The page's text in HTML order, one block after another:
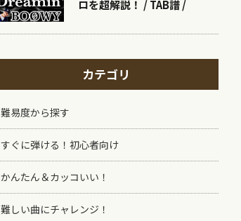
ロを超解説！ / TAB譜 /
カテゴリ
難易度から探す
すぐに弾ける！初心者向け
かんたん＆カッコいい！
難しい曲にチャレンジ！